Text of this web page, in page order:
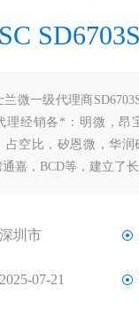
SD6703S
兰微一级代理商
理经销各*：明微，昂
占空比，矽恩微，华
嘉，BCD等，建立了
深圳市
2025-07-21